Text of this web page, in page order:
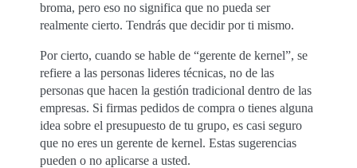
broma, pero eso no significa que no pueda ser
realmente cierto. Tendrás que decidir por ti mismo.
Por cierto, cuando se hable de “gerente de kernel”, se
refiere a las personas lideres técnicas, no de las
personas que hacen la gestión tradicional dentro de las
empresas. Si firmas pedidos de compra o tienes alguna
idea sobre el presupuesto de tu grupo, es casi seguro
que no eres un gerente de kernel. Estas sugerencias
pueden o no aplicarse a usted.